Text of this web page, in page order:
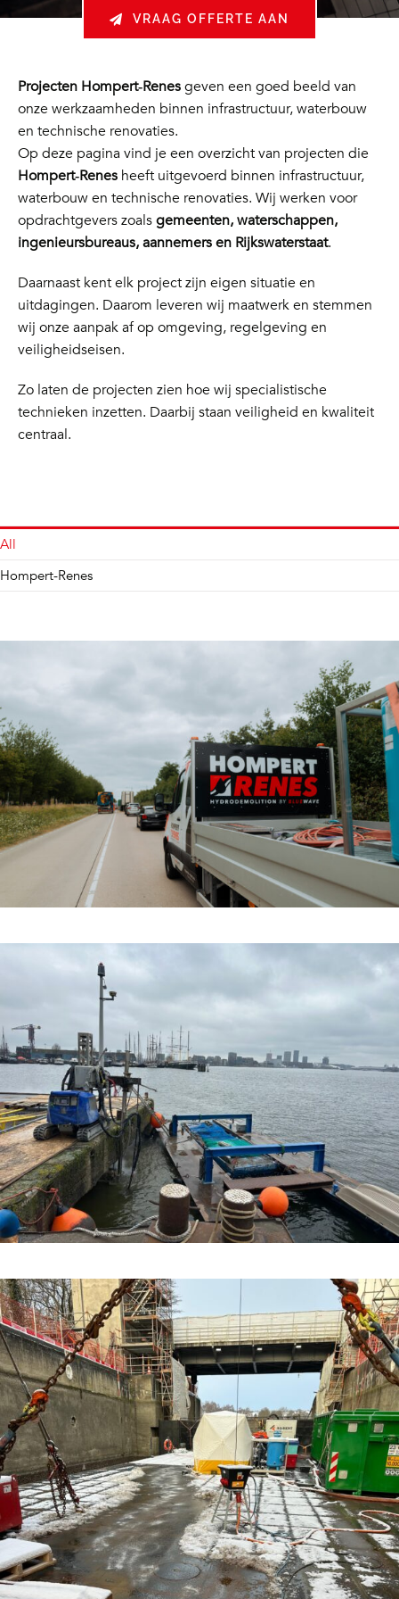
VRAAG OFFERTE AAN
Projecten Hompert‑Renesgeven een goed beeld van
onze werkzaamheden binnen infrastructuur, waterbouw
en technische renovaties.
Op deze pagina vind je een overzicht van projecten die
Hompert‑Renesheeft uitgevoerd binnen infrastructuur,
waterbouw en technische renovaties. Wij werken voor
opdrachtgevers zoalsgemeenten, waterschappen,
ingenieursbureaus, aannemers en Rijkswaterstaat.
Daarnaast kent elk project zijn eigen situatie en
uitdagingen. Daarom leveren wij maatwerk en stemmen
wij onze aanpak af op omgeving, regelgeving en
veiligheidseisen.
Zo laten de projecten zien hoe wij specialistische
technieken inzetten. Daarbij staan veiligheid en kwaliteit
centraal.
All
Hompert-Renes